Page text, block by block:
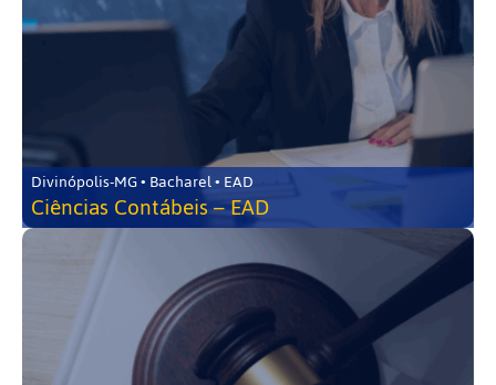
Divinópolis-MG • Bacharel • EAD
Ciências Contábeis – EAD